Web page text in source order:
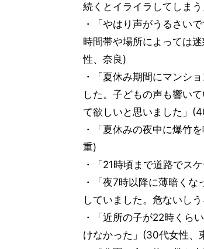
続くとイライラしてしま
・「やはり声がうるさい
時間帯や場所によっては
性、奈良)
・「夏休み期間にマンシ
した。子どもの声も響い
て欲しいと思いました」
・「夏休みの夜中に爆竹
重)
・「21時頃まで道路でス
・「夜7時以降に薄暗く
していました。危ないし
・「近所の子が22時くら
けなかった」(30代女性、